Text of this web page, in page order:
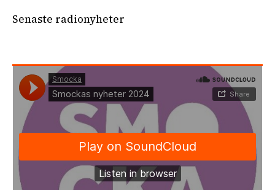
Senaste radionyheter